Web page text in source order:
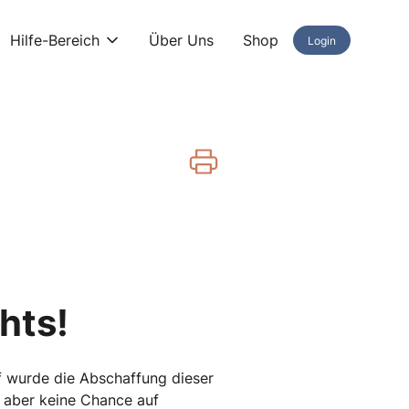
Hilfe-Bereich Über Uns Shop Login
die Abschaffung dieser
keine Chance auf